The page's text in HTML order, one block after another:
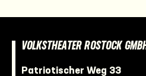
VOLKSTHEATER ROSTOCK
Patriotischer Weg 33